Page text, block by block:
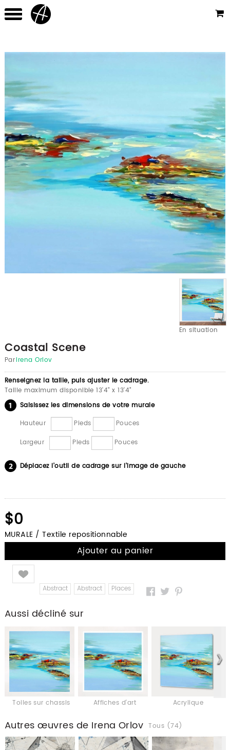
En situation
Coastal Scene
ParIrena Orlov
Renseignez la taille, puis ajuster le cadrage.
Taille maximum disponible 13'4" x 13'4"
Saisissez les dimensions de votre murale
Hauteur
Pieds
Pouces
Largeur
Pieds Pouces
Déplacez l'outil de cadrage sur l'image de gauche
$0
MURALE / Textile repositionnable
Ajouter au panier
Like
Abstract Abstract Places
Aussi décliné sur
Toiles sur chassis Affiches d'art Acrylique
Autres œuvres de Irena Orlov Tous (74)